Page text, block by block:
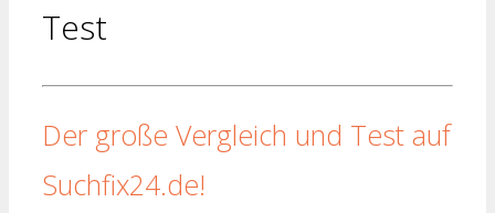
Test
Der große Vergleich und Test auf
Suchfix24.de!